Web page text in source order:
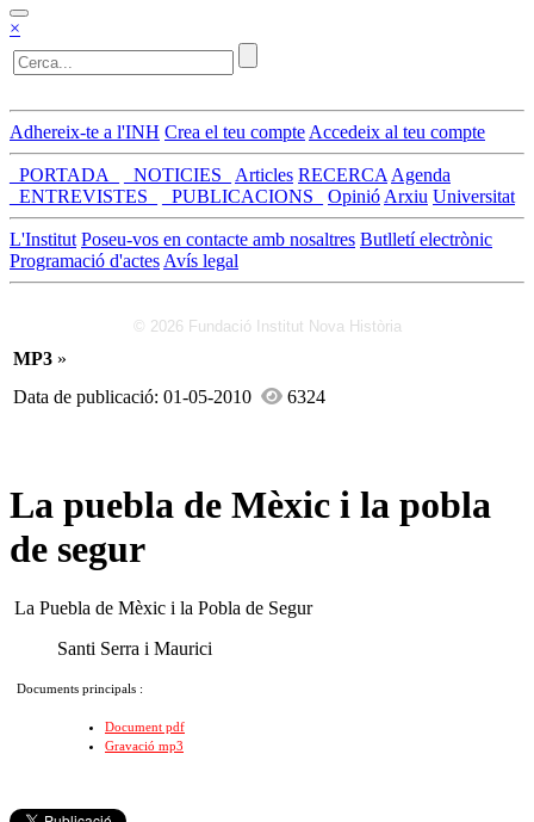
×
Adhereix-te a l'INH Crea el teu compte Accedeix al teu compte
_PORTADA_ _NOTICIES_ Articles RECERCA Agenda
_ENTREVISTES_
_PUBLICACIONS_ Opinió Arxiu Universitat
L'Institut Poseu-vos en contacte amb nosaltres Butlletí electrònic
Programació d'actes Avís legal
© 2026 Fundació Institut Nova Història
MP3 »
Data de publicació: 01-05-2010
6324
La puebla de Mèxic i la pobla
de segur
La Puebla de Mèxic i la Pobla de Segur
Santi Serra i Maurici
Documents principals :
Document pdf
Gravació mp3